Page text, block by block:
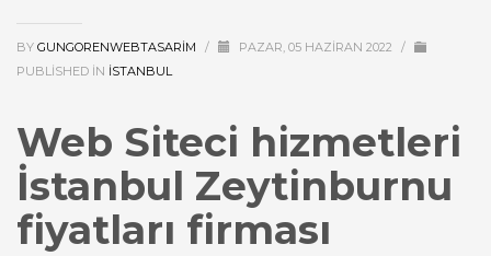
BY GUNGORENWEBTASARIM / PAZAR, 05 HAZIRAN 2022
/
PUBLISHED IN ISTANBUL
Web Siteci hizmetleri
İstanbul Zeytinburnu
fiyatları firması